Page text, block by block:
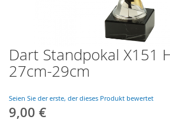
Dart Standpokal X151
27cm-29cm
Seien Sie der erste, der dieses Produkt bewertet
9,00 €
Skip
to
the
of
the
images